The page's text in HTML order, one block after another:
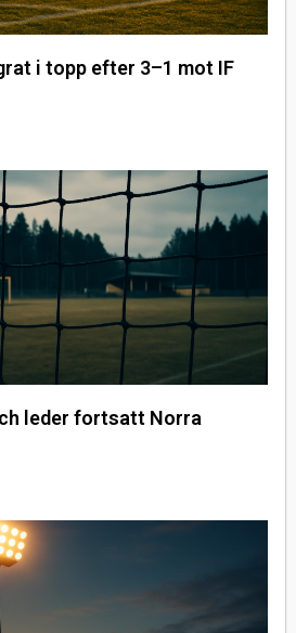
i topp efter 3–1 mot IF
leder fortsatt Norra